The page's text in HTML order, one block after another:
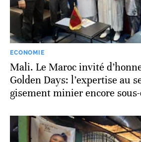
ECONOMIE
Mali. Le Maroc invité
Golden Days: l’expertise au
gisement minier encore